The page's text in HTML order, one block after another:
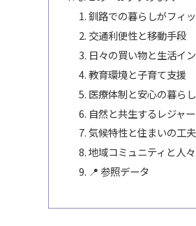
釧路での暮らしがフィ
交通利便性と移動手段
日々の買い物と生活イ
教育環境と子育て支援
医療体制と安心の暮らし
自然と共生するレジャー
気候特性と住まいの工夫
地域コミュニティと人
📍 参照データ